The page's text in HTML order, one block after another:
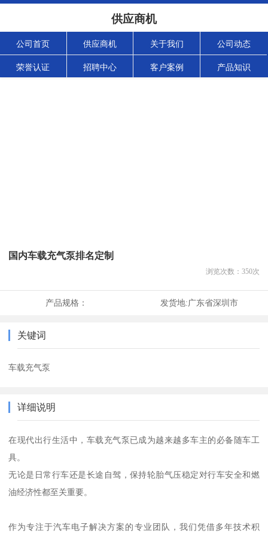
供应商机
公司首页 供应商机 关于我们 公司动态
荣誉认证 招聘中心 客户案例 产品知识
国内车载充气泵排名定制
浏览次数： 350次
产品规格： 发货地:广东省深圳市
关键词
车载充气泵
详细说明
在现代出行生活中，车载充气泵已成为越来越多车主的必备随车工
具。
无论是日常行车还是长途自驾，保持轮胎气压稳定对行车安全和燃
油经济性都至关重要。
作为专注于汽车电子解决方案的专业团队，我们凭借多年技术积